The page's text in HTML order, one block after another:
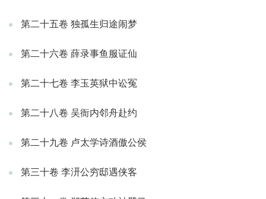
第二十五卷 独孤生归途闹梦
第二十六卷 薛录事鱼服证仙
第二十七卷 李玉英狱中讼冤
第二十八卷 吴衙内邻舟赴约
第二十九卷 卢太学诗酒傲公侯
第三十卷 李汧公穷邸遇侠客